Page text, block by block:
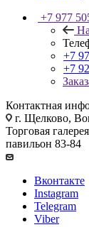
+7 977
+7
+7
Контактная
г. Щелково,
Торговая
павильон 83-84
Вконтакте
Instagram
Telegram
Viber